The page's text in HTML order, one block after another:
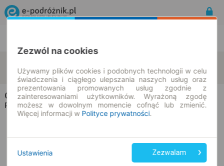
09.08.2026 | -- : --
zmień kryteria
Champion Travelna trasie Legnica → Steinwiesen
Rozkład jazdy i bilety |Wszyscy przewoźnicy
Upss... Nie udało nam się
Zezwól na cookies
Używamy plików cookies i podobnych technologii w celu
świadczenia i ciągłego ulepszania naszych usług oraz
prezentowania promowanych usług zgodnie z
zainteresowaniami użytkowników. Wyrażoną zgodę
możesz w dowolnym momencie cofnąć lub zmienić.
Więcej informacji w Polityce prywatności.
Ustawienia Zezwalam